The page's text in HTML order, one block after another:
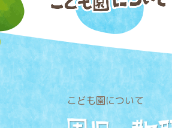
こども園について